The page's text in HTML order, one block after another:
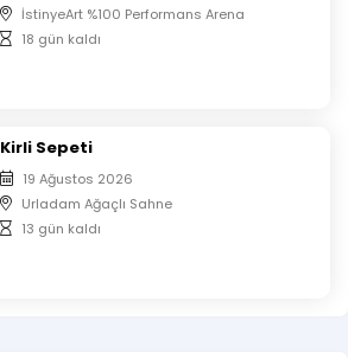
İstinyeArt %100 Performans Arena
18 gün kaldı
Kirli Sepeti
19 Ağustos 2026
Urladam Ağaçlı Sahne
13 gün kaldı